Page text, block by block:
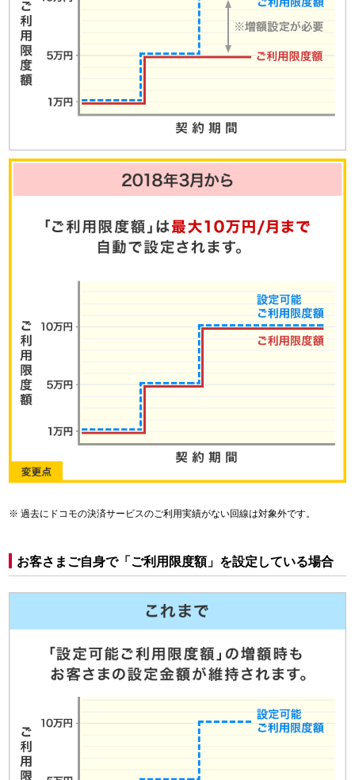
過去にドコモの決済サービスのご利用実績がない回線は対象外です。
お客さまご自身で「ご利用限度額」を設定している場合